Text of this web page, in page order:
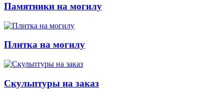
Памятники на могилу
Плитка на могилу
Скульптуры на заказ